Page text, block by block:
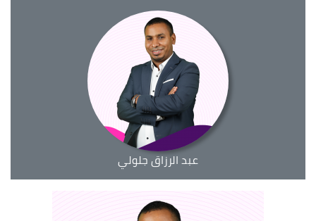
عبد الرزاق جلولي